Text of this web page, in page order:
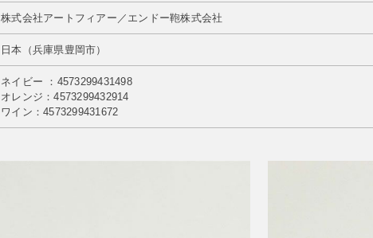
株式会社アートフィアー／エンドー鞄株式会社
日本（兵庫県豊岡市）
ネイビー ：4573299431498
オレンジ：4573299432914
ワイン：4573299431672